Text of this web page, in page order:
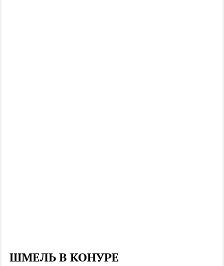
ШМЕЛЬ В КОНУРЕ